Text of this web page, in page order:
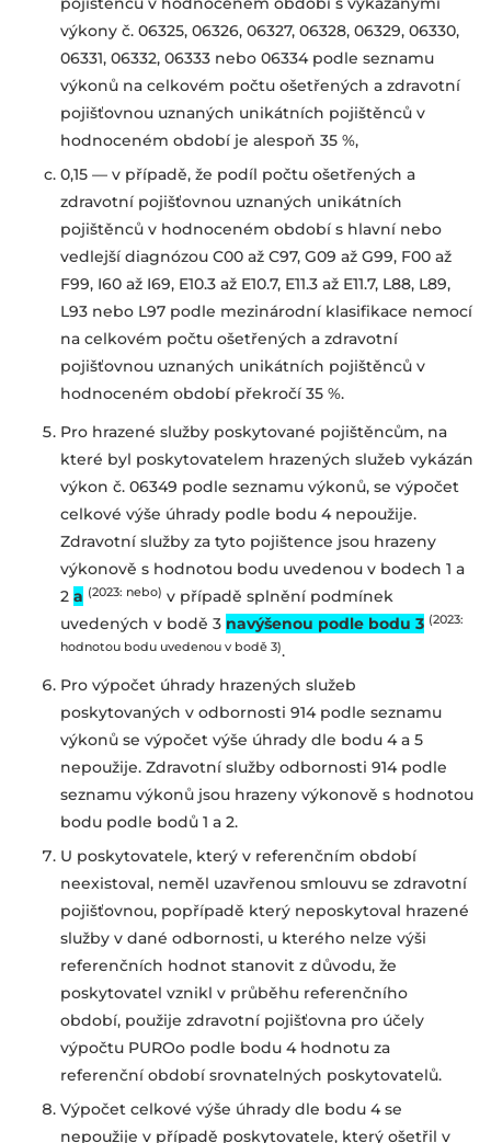
výkony č. 06325, 06326, 06327, 06328, 06329, 06330,
06331, 06332, 06333 nebo 06334 podle seznamu
výkonů na celkovém počtu ošetřených a zdravotní
pojišťovnou uznaných unikátních pojištěnců v
hodnoceném období je alespoň 35 %,
0,15 — v případě, že podíl počtu ošetřených a
zdravotní pojišťovnou uznaných unikátních
pojištěnců v hodnoceném období s hlavní nebo
vedlejší diagnózou C00 až C97, G09 až G99, F00 až
F99, I60 až I69, E10.3 až E10.7, E11.3 až E11.7, L88, L89,
L93 nebo L97 podle mezinárodní klasifikace nemocí
na celkovém počtu ošetřených a zdravotní
pojišťovnou uznaných unikátních pojištěnců v
hodnoceném období překročí 35 %.
Pro hrazené služby poskytované pojištěncům, na
které byl poskytovatelem hrazených služeb vykázán
výkon č. 06349 podle seznamu výkonů, se výpočet
celkové výše úhrady podle bodu 4 nepoužije.
Zdravotní služby za tyto pojištence jsou hrazeny
výkonově s hodnotou bodu uvedenou v bodech 1 a
2 a (2023: nebo) v případě splnění podmínek
uvedených v bodě 3 navýšenou podle bodu 3 (2023:
hodnotou bodu uvedenou v bodě 3).
Pro výpočet úhrady hrazených služeb
poskytovaných v odbornosti 914 podle seznamu
výkonů se výpočet výše úhrady dle bodu 4 a 5
nepoužije. Zdravotní služby odbornosti 914 podle
seznamu výkonů jsou hrazeny výkonově s hodnotou
bodu podle bodů 1 a 2.
U poskytovatele, který v referenčním období
neexistoval, neměl uzavřenou smlouvu se zdravotní
pojišťovnou, popřípadě který neposkytoval hrazené
služby v dané odbornosti, u kterého nelze výši
referenčních hodnot stanovit z důvodu, že
poskytovatel vznikl v průběhu referenčního
období, použije zdravotní pojišťovna pro účely
výpočtu PUROo podle bodu 4 hodnotu za
referenční období srovnatelných poskytovatelů.
Výpočet celkové výše úhrady dle bodu 4 se
nepoužije v případě poskytovatele, který ošetřil v